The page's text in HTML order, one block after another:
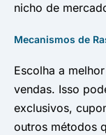
nicho de
Mecanismos de
Escolha a
vendas. Isso
exclusivos,
outros métodos